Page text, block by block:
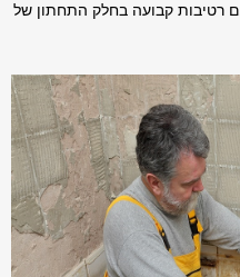
תומך בגובה 6 מטר עם רטיבות קבועה בחלק התחתון של